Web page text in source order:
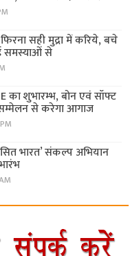
सही मुद्रा में करिये, बचे
समस्याओं से
शुभारम्भ, बोन एवं सॉफ्ट
सम्मेलन से करेगा आगाज
भारत’ संकल्प अभियान